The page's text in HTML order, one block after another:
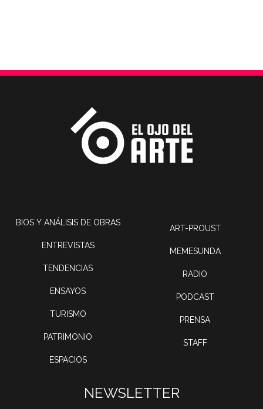
BIOS Y ANÁLISIS DE OBRAS
ENTREVISTAS
TENDENCIAS
ENSAYOS
TURISMO
PATRIMONIO
ESPACIOS
ART-PROUST
MEMESUNDA
RADIO
PODCAST
PRENSA
STAFF
NEWSLETTER